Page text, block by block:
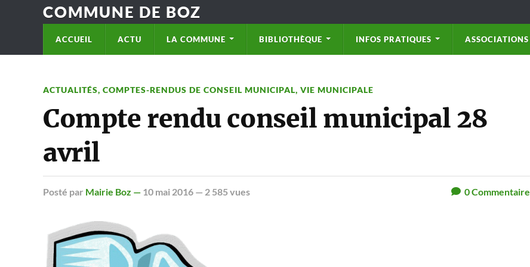
COMMUNE DE BOZ
ACCUEIL ACTU LA COMMUNE BIBLIOTHÈQUE INFOS PRATIQUES ASSOCIATIONS
ACTUALITÉS, COMPTES-RENDUS DE CONSEIL MUNICIPAL, VIE MUNICIPALE
Compte rendu conseil municipal 28
avril
Posté par Mairie Boz — 10 mai 2016 — 2 585 vues 0Commentaire